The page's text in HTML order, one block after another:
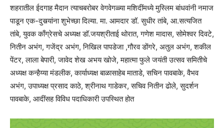
शहरातील ईदगाह मैदान त्याचबरोबर वेगवेगळ्या मशिदींमध्ये मुस्लिम बांधवांनी नमाज
पाडून एक-दुसर्‍यांना शुभेच्छा दिल्या. मा. आमदार डॉ. सुधीर तांबे, आ.सत्यजित
तांबे, युवक काँग्रेसचे अध्यक्ष डॉ.जयश्रीताई थोरात, गणेश मादास, सोमेश्वर दिवटे,
नितीन अभंग, गजेंद्र अभंग, निखिल पापडेजा ,गौरव डोंगरे, अतुल अभंग, शकील
पेंटर, लाला बेपारी, जावेद शेख अभय खोजे, महात्मा फुले जयंती उत्सव समितीचे
अध्यक्ष कन्हैय्या मंडलीक, कार्याध्यक्ष बाळासाहेब माताडे, सचिन पावबाके, वैभव
अभंग, उपाध्यक्ष प्रसाद काठे, श्रीनाथ गाडेकर, सचिव नितीन ढोले, सुदर्शन
पावबाके, आदींसह विविध पदाधिकारी उपस्थित होत